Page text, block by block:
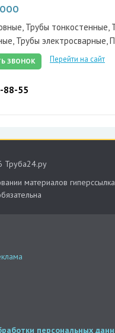
ООО
Трубы тонкостенные,
Трубы электросварные,
ЗВОНОК Перейти на сайт
88-55
материалов
персональных